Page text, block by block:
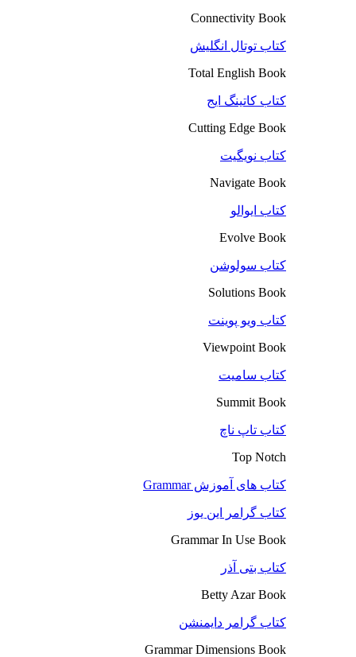
Connectivity Book
کتاب توتال انگلیش
Total English Book
کتاب کاتینگ ایج
Cutting Edge Book
کتاب نویگیت
Navigate Book
کتاب ایوالو
Evolve Book
کتاب سولوشن
Solutions Book
کتاب ویو پوینت
Viewpoint Book
کتاب سامیت
Summit Book
کتاب تاپ ناچ
Top Notch
کتاب های آموزش Grammar
کتاب گرامر این یوز
Grammar In Use Book
کتاب بتی آذر
Betty Azar Book
کتاب گرامر دایمنشن
Grammar Dimensions Book